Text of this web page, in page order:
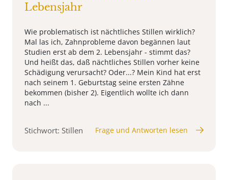
Lebensjahr
Wie problematisch ist nächtliches Stillen wirklich?
Mal las ich, Zahnprobleme davon begännen laut
Studien erst ab dem 2. Lebensjahr - stimmt das?
Und heißt das, daß nächtliches Stillen vorher keine
Schädigung verursacht? Oder...? Mein Kind hat erst
nach seinem 1. Geburtstag seine ersten Zähne
bekommen (bisher 2). Eigentlich wollte ich dann
nach ...
Stichwort: Stillen Frage und Antworten lesen